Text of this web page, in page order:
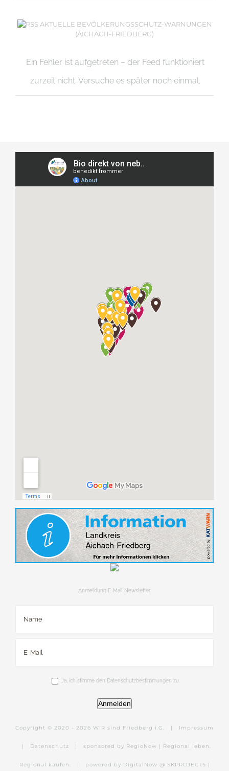
AKTUELLE BEVÖLKERUNGSSCHUTZ-WARNUNGEN
(AICHACH-FRIEDBERG)
Ein Fehler ist aufgetreten – der Feed funktioniert
zurzeit nicht. Versuche es später noch einmal.
Anmeldung E-Mail Newsletter
Ja, ich stimme den Datenschutzbestimmungen zu.
Anmelden
Copyright © 2020 - 2026 WIR sind Friedberg i.G. | Impressum
| Datenschutz | sponsored by RegioNow | Regional leben.
Regional kaufen. | powered by DigitalNow @ SKPROJECTS |